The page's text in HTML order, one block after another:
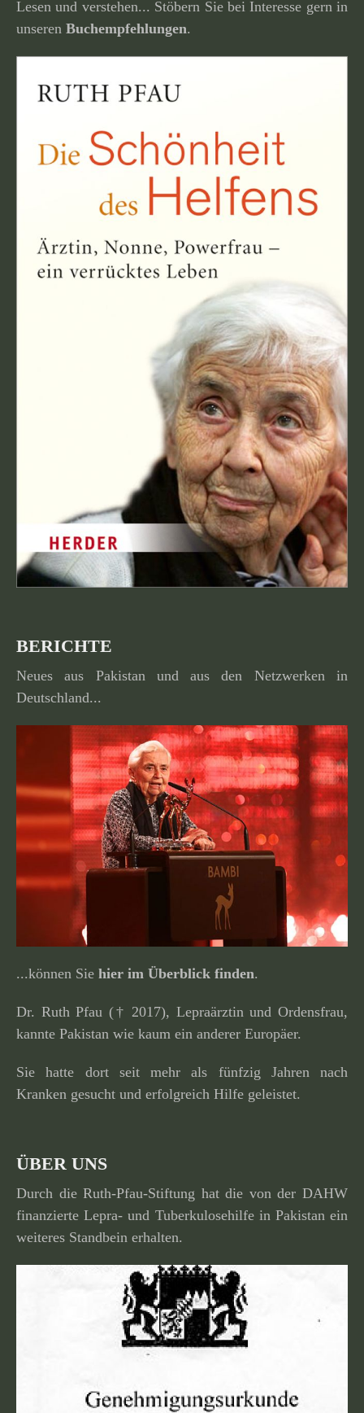
Lesen und verstehen... Stöbern Sie bei Interesse gern in
unseren Buchempfehlungen.
BERICHTE
Neues aus Pakistan und aus den Netzwerken in
Deutschland...
...können Sie hier im Überblick finden.
Dr. Ruth Pfau († 2017), Lepraärztin und Ordensfrau,
kannte Pakistan wie kaum ein anderer Europäer.
Sie hatte dort seit mehr als fünfzig Jahren nach
Kranken gesucht und erfolg­reich Hilfe geleistet.
ÜBER UNS
Durch die Ruth-Pfau-Stiftung hat die von der DAHW
finan­zierte Lepra- und Tuberkulosehilfe in Pakistan ein
weiteres Standbein erhalten.